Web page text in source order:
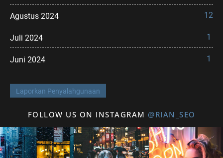
Agustus 2024 12
Juli 2024 1
Juni 2024 1
Laporkan Penyalahgunaan
FOLLOW US ON INSTAGRAM @RIAN_SEO